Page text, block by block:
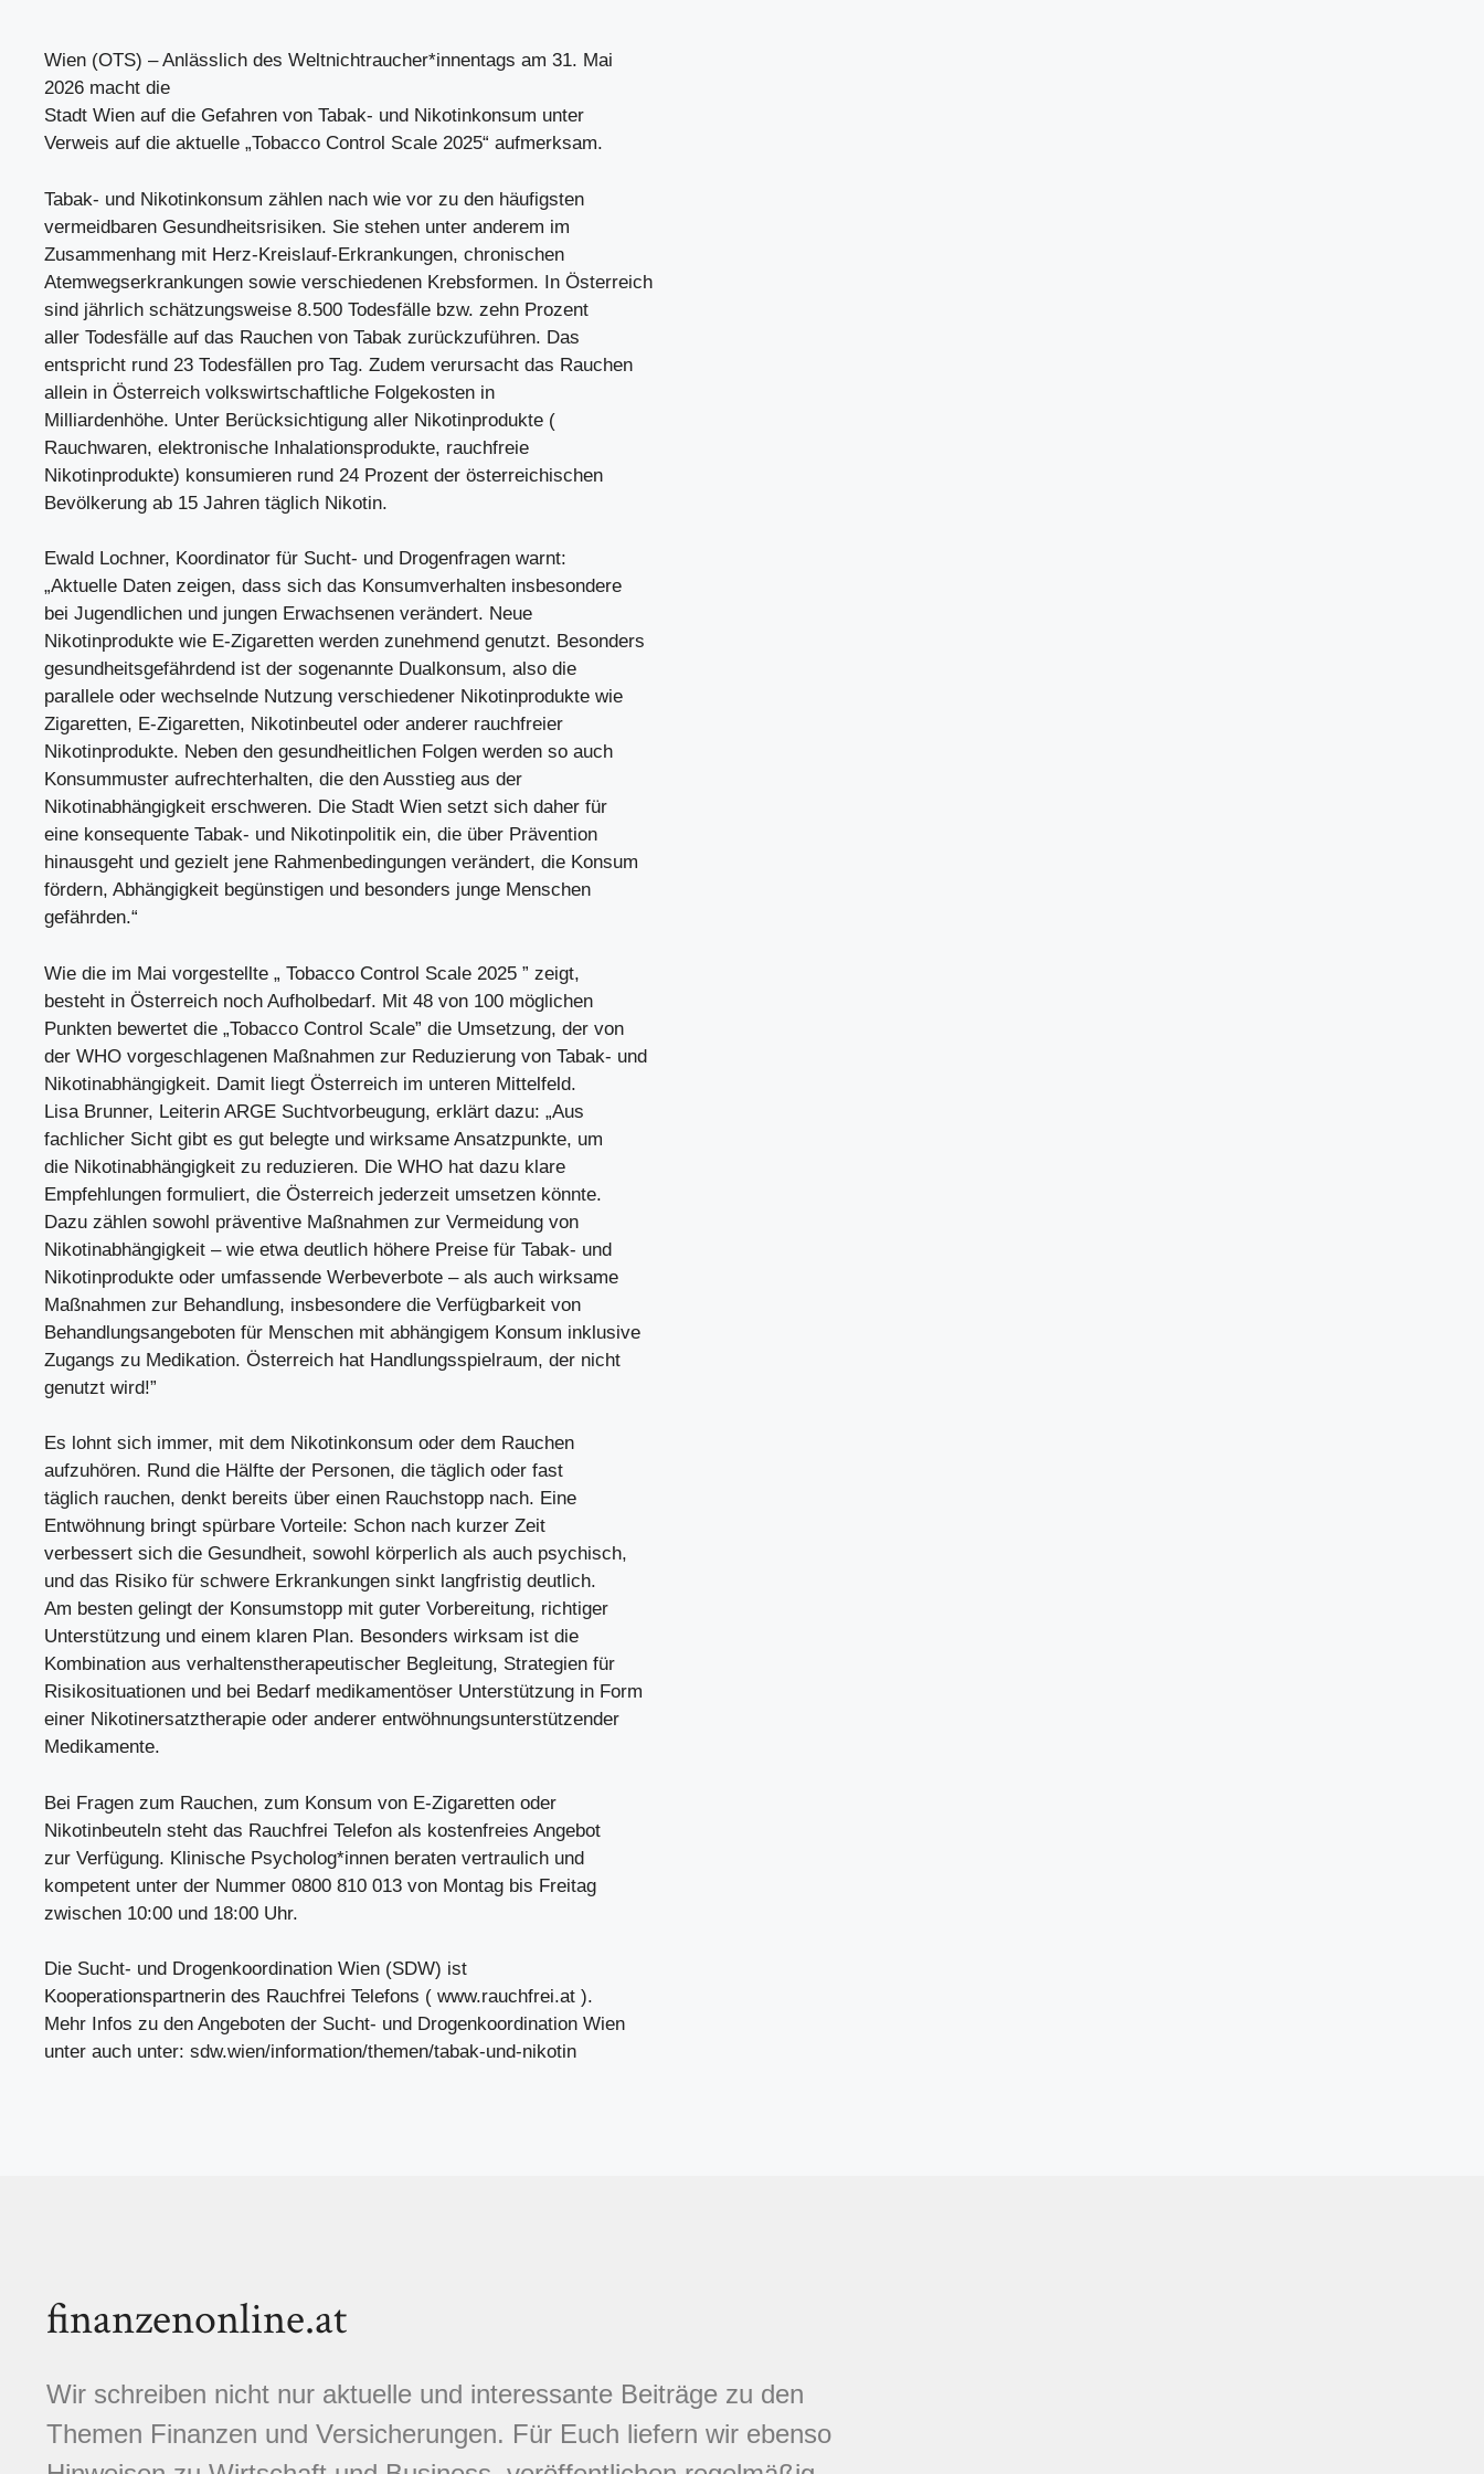
Wien (OTS) – Anlässlich des Weltnichtraucher*innentags am 31. Mai
2026 macht die
Stadt Wien auf die Gefahren von Tabak- und Nikotinkonsum unter
Verweis auf die aktuelle „Tobacco Control Scale 2025“ aufmerksam.
Tabak- und Nikotinkonsum zählen nach wie vor zu den häufigsten
vermeidbaren Gesundheitsrisiken. Sie stehen unter anderem im
Zusammenhang mit Herz-Kreislauf-Erkrankungen, chronischen
Atemwegserkrankungen sowie verschiedenen Krebsformen. In Österreich
sind jährlich schätzungsweise 8.500 Todesfälle bzw. zehn Prozent
aller Todesfälle auf das Rauchen von Tabak zurückzuführen. Das
entspricht rund 23 Todesfällen pro Tag. Zudem verursacht das Rauchen
allein in Österreich volkswirtschaftliche Folgekosten in
Milliardenhöhe. Unter Berücksichtigung aller Nikotinprodukte (
Rauchwaren, elektronische Inhalationsprodukte, rauchfreie
Nikotinprodukte) konsumieren rund 24 Prozent der österreichischen
Bevölkerung ab 15 Jahren täglich Nikotin.
Ewald Lochner, Koordinator für Sucht- und Drogenfragen warnt:
„Aktuelle Daten zeigen, dass sich das Konsumverhalten insbesondere
bei Jugendlichen und jungen Erwachsenen verändert. Neue
Nikotinprodukte wie E-Zigaretten werden zunehmend genutzt. Besonders
gesundheitsgefährdend ist der sogenannte Dualkonsum, also die
parallele oder wechselnde Nutzung verschiedener Nikotinprodukte wie
Zigaretten, E-Zigaretten, Nikotinbeutel oder anderer rauchfreier
Nikotinprodukte. Neben den gesundheitlichen Folgen werden so auch
Konsummuster aufrechterhalten, die den Ausstieg aus der
Nikotinabhängigkeit erschweren. Die Stadt Wien setzt sich daher für
eine konsequente Tabak- und Nikotinpolitik ein, die über Prävention
hinausgeht und gezielt jene Rahmenbedingungen verändert, die Konsum
fördern, Abhängigkeit begünstigen und besonders junge Menschen
gefährden.“
Wie die im Mai vorgestellte „ Tobacco Control Scale 2025 ” zeigt,
besteht in Österreich noch Aufholbedarf. Mit 48 von 100 möglichen
Punkten bewertet die „Tobacco Control Scale” die Umsetzung, der von
der WHO vorgeschlagenen Maßnahmen zur Reduzierung von Tabak- und
Nikotinabhängigkeit. Damit liegt Österreich im unteren Mittelfeld.
Lisa Brunner, Leiterin ARGE Suchtvorbeugung, erklärt dazu: „Aus
fachlicher Sicht gibt es gut belegte und wirksame Ansatzpunkte, um
die Nikotinabhängigkeit zu reduzieren. Die WHO hat dazu klare
Empfehlungen formuliert, die Österreich jederzeit umsetzen könnte.
Dazu zählen sowohl präventive Maßnahmen zur Vermeidung von
Nikotinabhängigkeit – wie etwa deutlich höhere Preise für Tabak- und
Nikotinprodukte oder umfassende Werbeverbote – als auch wirksame
Maßnahmen zur Behandlung, insbesondere die Verfügbarkeit von
Behandlungsangeboten für Menschen mit abhängigem Konsum inklusive
Zugangs zu Medikation. Österreich hat Handlungsspielraum, der nicht
genutzt wird!”
Es lohnt sich immer, mit dem Nikotinkonsum oder dem Rauchen
aufzuhören. Rund die Hälfte der Personen, die täglich oder fast
täglich rauchen, denkt bereits über einen Rauchstopp nach. Eine
Entwöhnung bringt spürbare Vorteile: Schon nach kurzer Zeit
verbessert sich die Gesundheit, sowohl körperlich als auch psychisch,
und das Risiko für schwere Erkrankungen sinkt langfristig deutlich.
Am besten gelingt der Konsumstopp mit guter Vorbereitung, richtiger
Unterstützung und einem klaren Plan. Besonders wirksam ist die
Kombination aus verhaltenstherapeutischer Begleitung, Strategien für
Risikosituationen und bei Bedarf medikamentöser Unterstützung in Form
einer Nikotinersatztherapie oder anderer entwöhnungsunterstützender
Medikamente.
Bei Fragen zum Rauchen, zum Konsum von E-Zigaretten oder
Nikotinbeuteln steht das Rauchfrei Telefon als kostenfreies Angebot
zur Verfügung. Klinische Psycholog*innen beraten vertraulich und
kompetent unter der Nummer 0800 810 013 von Montag bis Freitag
zwischen 10:00 und 18:00 Uhr.
Die Sucht- und Drogenkoordination Wien (SDW) ist
Kooperationspartnerin des Rauchfrei Telefons ( www.rauchfrei.at ).
Mehr Infos zu den Angeboten der Sucht- und Drogenkoordination Wien
unter auch unter: sdw.wien/information/themen/tabak-und-nikotin
finanzenonline.at
Wir schreiben nicht nur aktuelle und interessante Beiträge zu den
Themen Finanzen und Versicherungen. Für Euch liefern wir ebenso